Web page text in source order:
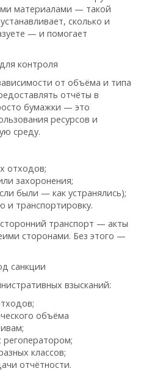
материалами — такой
сколько и
— и помогает
контроля
от объёма и типа
отчёты в
бумажки — это
ресурсов и
среду.
отходов;
захоронения;
были — как устранялись);
и транспортировку.
транспорт — акты
сторонами. Без этого —
санкции
взысканий:
объёма
регоператором;
классов;
отчётности.